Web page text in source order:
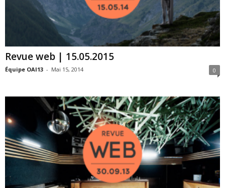
Revue web | 15.05.2015
Équipe OAI13 - Mai 15, 2014 0